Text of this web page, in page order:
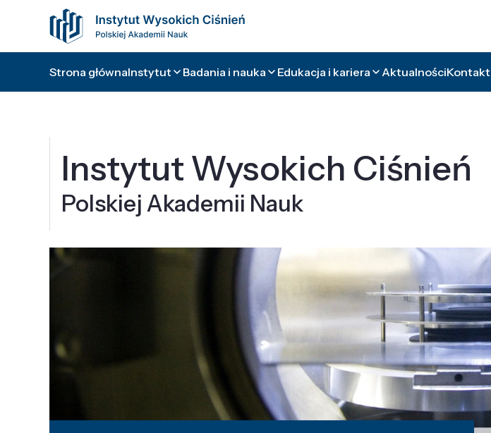
Strona głównaInstytut Badania i nauka Edukacja i kariera AktualnościKontakt
Instytut Wysokich Ciśnień
Polskiej Akademii Nauk